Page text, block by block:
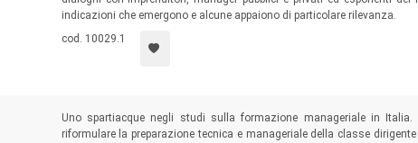
indicazioni che emergono e alcune appaiono di particolare rilevanza.
cod. 10029.1
Uno spartiacque negli studi sulla formazione manageriale in
riformulare la preparazione tecnica e manageriale della classe